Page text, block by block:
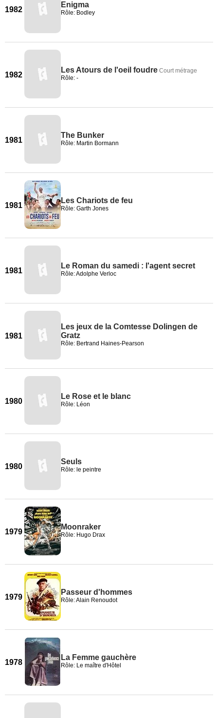
1982
Enigma
Rôle: Bodley
1982
Les Atours de l'oeil foudre Court métrage
Rôle: -
1981
The Bunker
Rôle: Martin Bormann
1981
Les Chariots de feu
Rôle: Garth Jones
1981
Le Roman du samedi : l'agent secret
Rôle: Adolphe Verloc
1981
Les jeux de la Comtesse Dolingen de
Gratz
Rôle: Bertrand Haines-Pearson
1980
Le Rose et le blanc
Rôle: Léon
1980
Seuls
Rôle: le peintre
1979
Moonraker
Rôle: Hugo Drax
1979
Passeur d'hommes
Rôle: Alain Renoudot
1978
La Femme gauchère
Rôle: Le maître d'Hôtel